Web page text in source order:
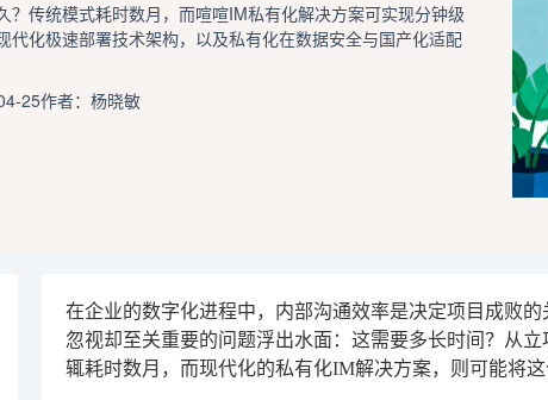
？传统模式耗时数月，而喧喧IM私有化解决方案可实现分钟级
代化极速部署技术架构，以及私有化在数据安全与国产化适配
25作者：杨晓敏
在企业的数字化进程中，内部沟通效率是决定项目成败
忽视却至关重要的问题浮出水面：这需要多长时间？从
辄耗时数月，而现代化的私有化IM解决方案，则可能将